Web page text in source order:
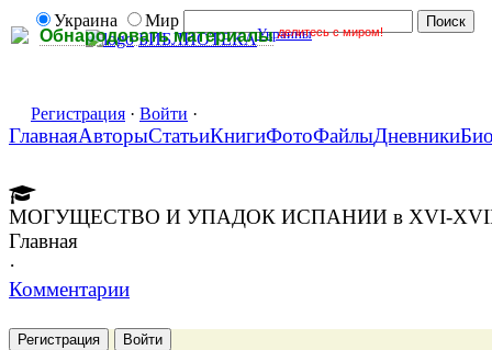
Обнародовать материалы делитесь с миром!
Украина
Мир
БИБЛИОТЕКАУкраины
Регистрация · Войти ·
ГлавнаяАвторыСтатьиКнигиФотоФайлыДневники
МОГУЩЕСТВО И УПАДОК ИСПАНИИ в XVI-XVII
Главная
·
Комментарии
Регистрация Войти